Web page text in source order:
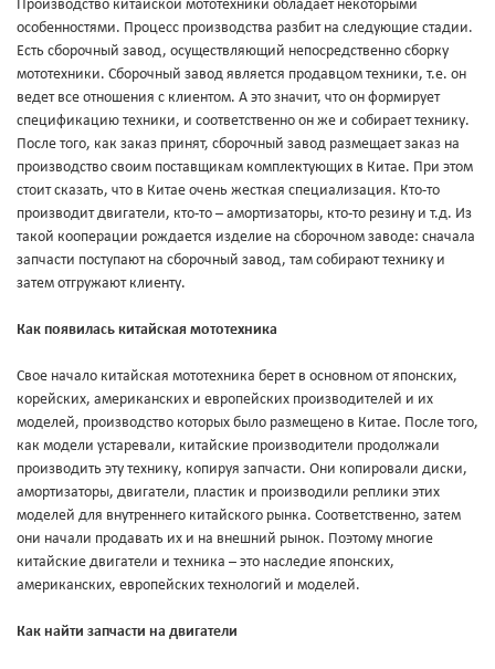
Производство китайской мототехники обладает некоторыми
особенностями. Процесс производства разбит на следующие стадии.
Есть сборочный завод, осуществляющий непосредственно сборку
мототехники. Сборочный завод является продавцом техники, т.е. он
ведет все отношения с клиентом. А это значит, что он формирует
спецификацию техники, и соответственно он же и собирает технику.
После того, как заказ принят, сборочный завод размещает заказ на
производство своим поставщикам комплектующих в Китае. При этом
стоит сказать, что в Китае очень жесткая специализация. Кто-то
производит двигатели, кто-то – амортизаторы, кто-то резину и т.д. Из
такой кооперации рождается изделие на сборочном заводе: сначала
запчасти поступают на сборочный завод, там собирают технику и
затем отгружают клиенту.
Как появилась китайская мототехника
Свое начало китайская мототехника берет в основном от японских,
корейских, американских и европейских производителей и их
моделей, производство которых было размещено в Китае. После того,
как модели устаревали, китайские производители продолжали
производить эту технику, копируя запчасти. Они копировали диски,
амортизаторы, двигатели, пластик и производили реплики этих
моделей для внутреннего китайского рынка. Соответственно, затем
они начали продавать их и на внешний рынок. Поэтому многие
китайские двигатели и техника – это наследие японских,
американских, европейских технологий и моделей.
Как найти запчасти на двигатели